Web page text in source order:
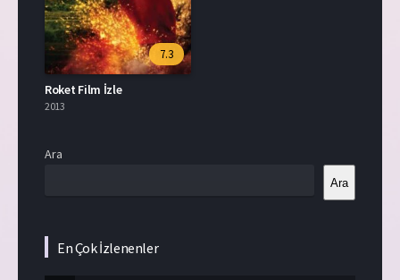
7.3
Roket Film İzle
2013
Ara
Ara
En Çok İzlenenler